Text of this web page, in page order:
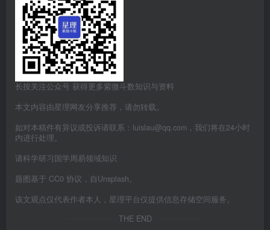
长按关注公众号 获得更多紫微斗数知识与资料
本文内容由星理网友分享推荐，请勿转载。
如对本稿件有异议或投诉请联系：luislau@qq.com，我们将在24小时
内进行处理。
请科学研习国学周易领域知识
题图基于 CC0 协议，自Unsplash。
该文观点仅代表作者本人，星理平台仅提供信息存储空间服务。
THE END